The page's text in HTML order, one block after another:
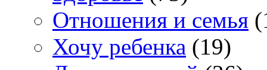
Отношения и семья
Хочу ребенка (19)